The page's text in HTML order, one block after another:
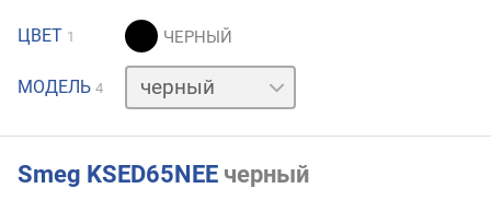
ЦВЕТ 1
МОДЕЛЬ 4
белый
Smeg KSED65NEE черный